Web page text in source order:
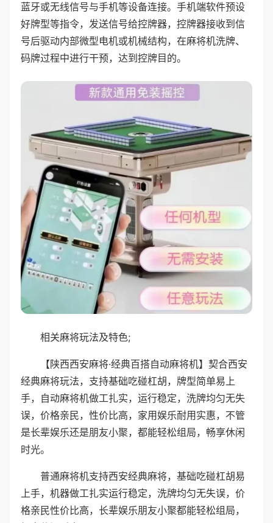
蓝牙或无线信号与手机等设备连接。手机端软件预设
好牌型等指令，发送信号给控牌器，控牌器接收到信
号后驱动内部微型电机或机械结构，在麻将机洗牌、
码牌过程中进行干预，达到控牌目的。
相关麻将玩法及特色;
【陕西西安麻将·经典百搭自动麻将机】契合西安
经典麻将玩法，支持基础吃碰杠胡，牌型简单易上
手，自动麻将机做工扎实，运行稳定，洗牌均匀无失
误，价格亲民，性价比高，家用娱乐耐用实惠，不管
是长辈娱乐还是朋友小聚，都能轻松组局，畅享休闲
时光。
普通麻将机支持西安经典麻将，基础吃碰杠胡易
上手，机器做工扎实运行稳定，洗牌均匀无失误，价
格亲民性价比高，长辈娱乐朋友小聚都能轻松组局，